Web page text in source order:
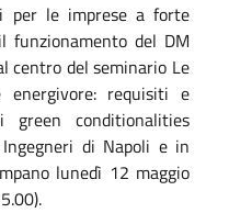
per le imprese a forte
funzionamento del DM
centro del seminario Le
energivore: requisiti e
conditionalities
Ingegneri di Napoli e in
lunedì 12 maggio